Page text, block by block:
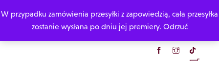
to
W przypadku zamówienia przesyłki z zapowiedzią, cała przesyłka
zostanie wysłana po dniu jej premiery. Odrzuć
Katarzyna Rzepecka
Menu